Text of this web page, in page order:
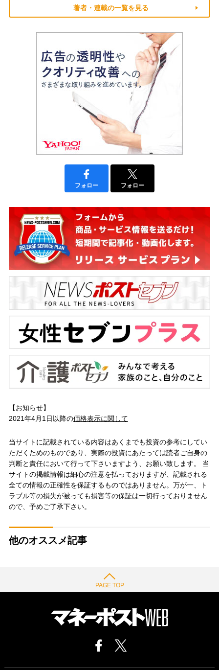
著者・連載の一覧を見る
フォロー フォロー
【お知らせ】
2021年4月1日以降の価格表示に関して
当サイトに記載されている内容はあくまでも投資の参考にしてい
ただくためのものであり、実際の投資にあたっては読者ご自身の
判断と責任において行って下さいますよう、お願い致します。 当
サイトの掲載情報は細心の注意を払っておりますが、記載される
全ての情報の正確性を保証するものではありません。万が一、ト
ラブル等の損失が被っても損害等の保証は一切行っておりません
ので、予めご了承下さい。
他のオススメ記事
PAGE TOP